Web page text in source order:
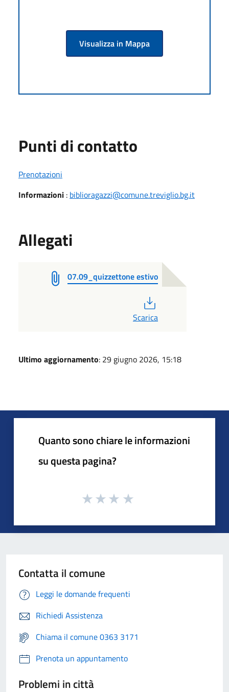
Visualizza in Mappa
Punti di contatto
Prenotazioni
Informazioni : biblioragazzi@comune.treviglio.bg.it
Allegati
07.09_quizzettone estivo
Scarica
Ultimo aggiornamento: 29 giugno 2026, 15:18
Quanto sono chiare le informazioni
su questa pagina?
Contatta il comune
Leggi le domande frequenti
Richiedi Assistenza
Chiama il comune 0363 3171
Prenota un appuntamento
Problemi in città